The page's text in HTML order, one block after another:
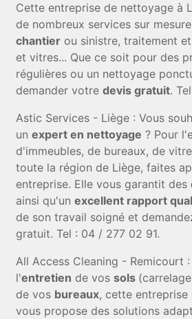
Cette entreprise de nettoyage à
de nombreux services sur
chantier ou sinistre, traitement
et vitres... Que ce soit pour des
régulières ou un nettoyage
demander votredevis gratuit.
Astic Services - Liège : Vous
unexpert en nettoyage ? Pour
d'immeubles, de bureaux, de
toute la région de Liège, faites
entreprise. Elle vous garantit des
ainsi qu'unexcellent rapport
de son travail soigné et
gratuit. Tel : 04 / 277 02 91.
All Access Cleaning - Remicourt
l'entretien de vossols
de vos bureaux, cette
vous propose des solutions